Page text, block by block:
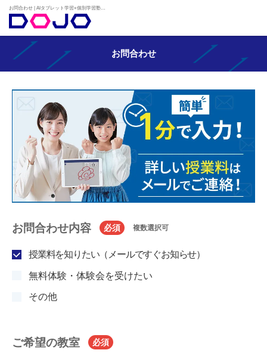
お問合わせ
お問合わせ内容 必須 複数選択可
授業料を知りたい（メールですぐお知らせ）
無料体験・体験会を受けたい
その他
ご希望の教室 必須